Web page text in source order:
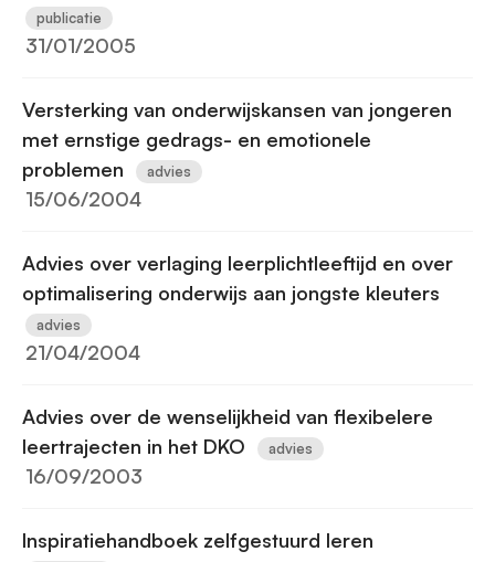
publicatie
31/01/2005
Versterking van onderwijskansen van jongeren
met ernstige gedrags- en emotionele
problemen
advies
15/06/2004
Advies over verlaging leerplichtleeftijd en over
optimalisering onderwijs aan jongste kleuters
advies
21/04/2004
Advies over de wenselijkheid van flexibelere
leertrajecten in het DKO
advies
16/09/2003
Inspiratiehandboek zelfgestuurd leren